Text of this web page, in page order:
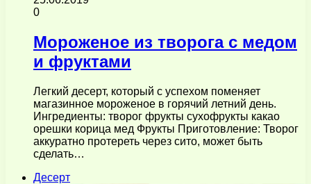
0
Мороженое из творога с медом
и фруктами
Легкий десерт, который с успехом поменяет
магазинное мороженое в горячий летний день.
Ингредиенты: творог фрукты сухофрукты какао
орешки корица мед Фрукты Приготовление: Творог
аккуратно протереть через сито, может быть
сделать…
Десерт